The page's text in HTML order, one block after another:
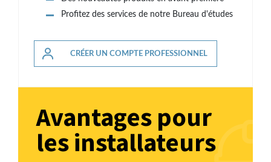
Profitez des services de notre Bureau d'études
CRÉER UN COMPTE PROFESSIONNEL
Avantages pour
les installateurs